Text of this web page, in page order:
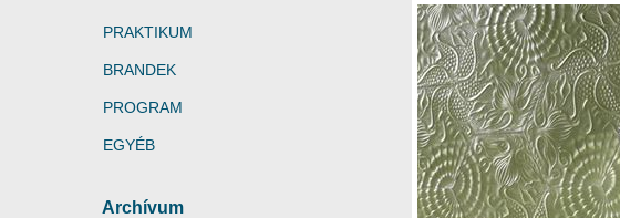
PRAKTIKUM
BRANDEK
PROGRAM
EGYÉB
Archívum